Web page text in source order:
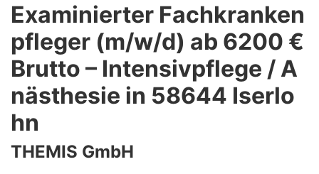
Examinierter Fachkranken
pfleger (m/w/d) ab 6200 €
Brutto – Intensivpflege / A
nästhesie in 58644 Iserlo
hn
THEMIS GmbH